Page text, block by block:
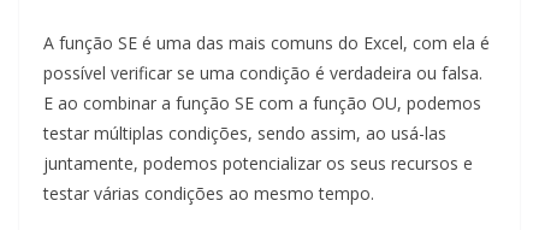
A função SE é uma das mais comuns do Excel, com ela é
possível verificar se uma condição é verdadeira ou falsa.
E ao combinar a função SE com a função OU, podemos
testar múltiplas condições, sendo assim, ao usá-las
juntamente, podemos potencializar os seus recursos e
testar várias condições ao mesmo tempo.